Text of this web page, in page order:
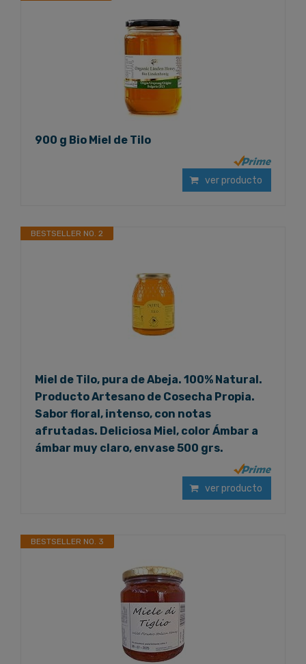
900 g Bio Miel de Tilo
ver producto
BESTSELLER NO. 2
Miel de Tilo, pura de Abeja. 100% Natural.
Producto Artesano de Cosecha Propia.
Sabor floral, intenso, con notas
afrutadas. Deliciosa Miel, color Ámbar a
ámbar muy claro, envase 500 grs.
ver producto
BESTSELLER NO. 3